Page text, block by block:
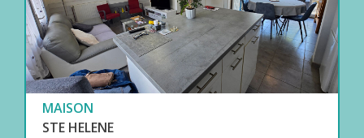
MAISON
STE HELENE